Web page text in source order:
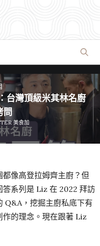
台灣頂級米其林名廚
問
美食加
像高登拉姆齊主廚？但
答系列是 Liz 在 2022 拜訪
Q&A，挖掘主廚私底下有
的理念。現在跟著 Liz